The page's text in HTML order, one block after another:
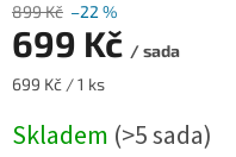
899 Kč –22 %
699 Kč / sada
Měrná
699 Kč / 1 ks
Skladem (>5 sada)